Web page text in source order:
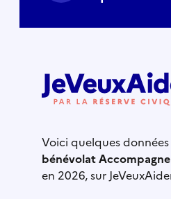
Voici quelques données
bénévolat
en 2026, sur